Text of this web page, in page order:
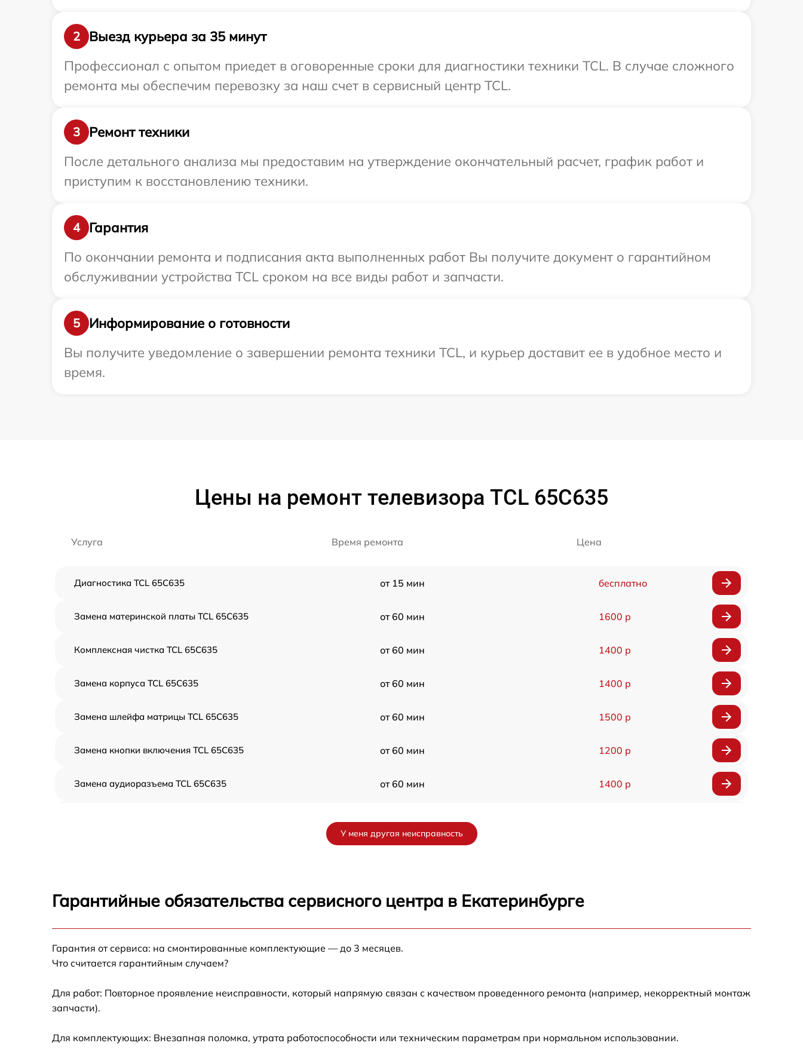
2
Выезд курьера за 35 минут
Профессионал с опытом приедет в оговоренные сроки для диагностики техники TCL. В случае сложного
ремонта мы обеспечим перевозку за наш счет в сервисный центр TCL.
3
Ремонт техники
После детального анализа мы предоставим на утверждение окончательный расчет, график работ и
приступим к восстановлению техники.
4
Гарантия
По окончании ремонта и подписания акта выполненных работ Вы получите документ о гарантийном
обслуживании устройства TCL сроком на все виды работ и запчасти.
5
Информирование о готовности
Вы получите уведомление о завершении ремонта техники TCL, и курьер доставит ее в удобное место и
время.
Цены на ремонт телевизора TCL 65C635
Услуга Время ремонта Цена
Диагностика TCL 65C635 от 15 мин бесплатно
Замена материнской платы TCL 65C635 от 60 мин 1600 р
Комплексная чистка TCL 65C635 от 60 мин 1400 р
Замена корпуса TCL 65C635 от 60 мин 1400 р
Замена шлейфа матрицы TCL 65C635 от 60 мин 1500 р
Замена кнопки включения TCL 65C635 от 60 мин 1200 р
Замена аудиоразъема TCL 65C635 от 60 мин 1400 р
Прошивка блока управления TCL 65C635 от 60 мин
У меня другая неисправность
Гарантийные обязательства сервисного центра в Екатеринбурге
Гарантия от сервиса: на смонтированные комплектующие — до 3 месяцев.
Что считается гарантийным случаем?
Для работ: Повторное проявление неисправности, который напрямую связан с качеством проведенного ремонта (например, некорректный монтаж
запчасти).
Для комплектующих: Внезапная поломка, утрата работоспособности или техническим параметрам при нормальном использовании.